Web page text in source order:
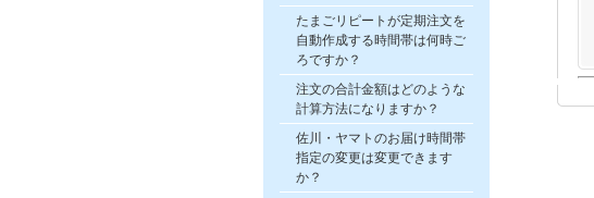
たまごリピートが定期注文を
自動作成する時間帯は何時ご
ろですか？
注文の合計金額はどのような
計算方法になりますか？
佐川・ヤマトのお届け時間帯
指定の変更は変更できます
か？